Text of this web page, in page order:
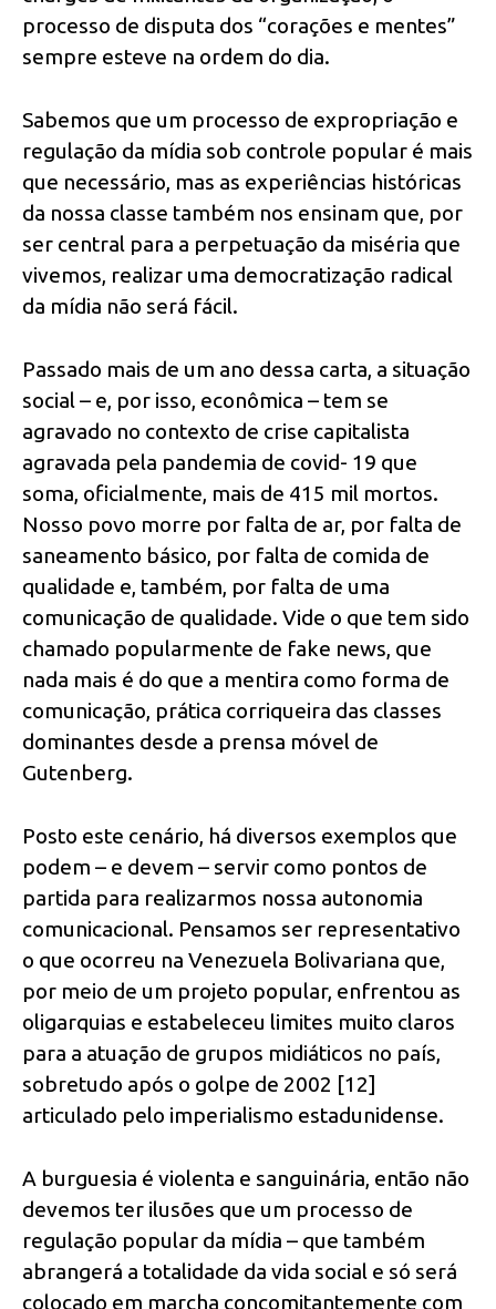
processo de disputa dos “corações e mentes”
sempre esteve na ordem do dia.
Sabemos que um processo de expropriação e
regulação da mídia sob controle popular é mais
que necessário, mas as experiências históricas
da nossa classe também nos ensinam que, por
ser central para a perpetuação da miséria que
vivemos, realizar uma democratização radical
da mídia não será fácil.
Passado mais de um ano dessa carta, a situação
social – e, por isso, econômica – tem se
agravado no contexto de crise capitalista
agravada pela pandemia de covid- 19 que
soma, oficialmente, mais de 415 mil mortos.
Nosso povo morre por falta de ar, por falta de
saneamento básico, por falta de comida de
qualidade e, também, por falta de uma
comunicação de qualidade. Vide o que tem sido
chamado popularmente de fake news, que
nada mais é do que a mentira como forma de
comunicação, prática corriqueira das classes
dominantes desde a prensa móvel de
Gutenberg.
Posto este cenário, há diversos exemplos que
podem – e devem – servir como pontos de
partida para realizarmos nossa autonomia
comunicacional. Pensamos ser representativo
o que ocorreu na Venezuela Bolivariana que,
por meio de um projeto popular, enfrentou as
oligarquias e estabeleceu limites muito claros
para a atuação de grupos midiáticos no país,
sobretudo após o golpe de 2002 [12]
articulado pelo imperialismo estadunidense.
A burguesia é violenta e sanguinária, então não
devemos ter ilusões que um processo de
regulação popular da mídia – que também
abrangerá a totalidade da vida social e só será
colocado em marcha concomitantemente com